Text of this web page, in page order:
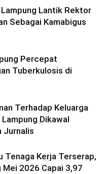
Lantik Rektor
Sebagai Kamabigus
Percepat
Tuberkulosis di
Terhadap Keluarga
Dikawal
Jurnalis
Tenaga Kerja Terserap,
Mei 2026 Capai 3,97